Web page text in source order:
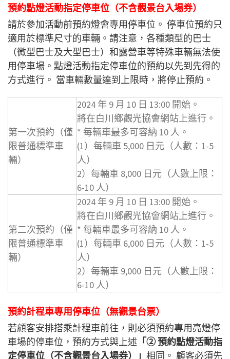
預約點燈活動指定停車位（不含觀景台入場券）
請於參加活動前預約燈會專用停車位。 停車位預約只
適用於標準尺寸的車輛。請注意，各種類型的巴士
（微型巴士及大型巴士）和露營車等特殊車輛無法使
用停車場。點燈活動指定停車位的預約以先到先得的
方式進行。 當車輛數量達到上限時，將停止預約。
第一次預約（僅
限普通標準車
輛）
2024 年 9 月 10 日 13:00 開始。
將在白川鄉觀光協會網站上進行。
* 每輛車最多可容納 10 人。
(1）每輛車 5,000 日元（人數：1-5
人）
2）每輛車 8,000 日元（人數上限：
6-10 人）
第二次預約（僅
限普通標準車
輛）
2024 年 9 月 10 日 13:00 開始。
將在白川鄉觀光協會網站上進行。
* 每輛車最多可容納 10 人。
(1）每輛車 6,000 日元（人數：1-5
人）
2）每輛車 9,000 日元（人數上限：
6-10 人）
預約計程車專用停車位（無觀景台票）
若顧客安排搭乘計程車前往，則必須預約專用亮燈停
車場的停車位，預約方式與上述 「② 預約點燈活動指
定停車位（不含觀景台入場券）」 相同。 顧客必須先